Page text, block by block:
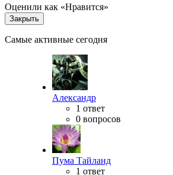
Оценили как «Нравится»
Закрыть
Самые активные сегодня
Александр
1 ответ
0 вопросов
Пума Тайланд
1 ответ